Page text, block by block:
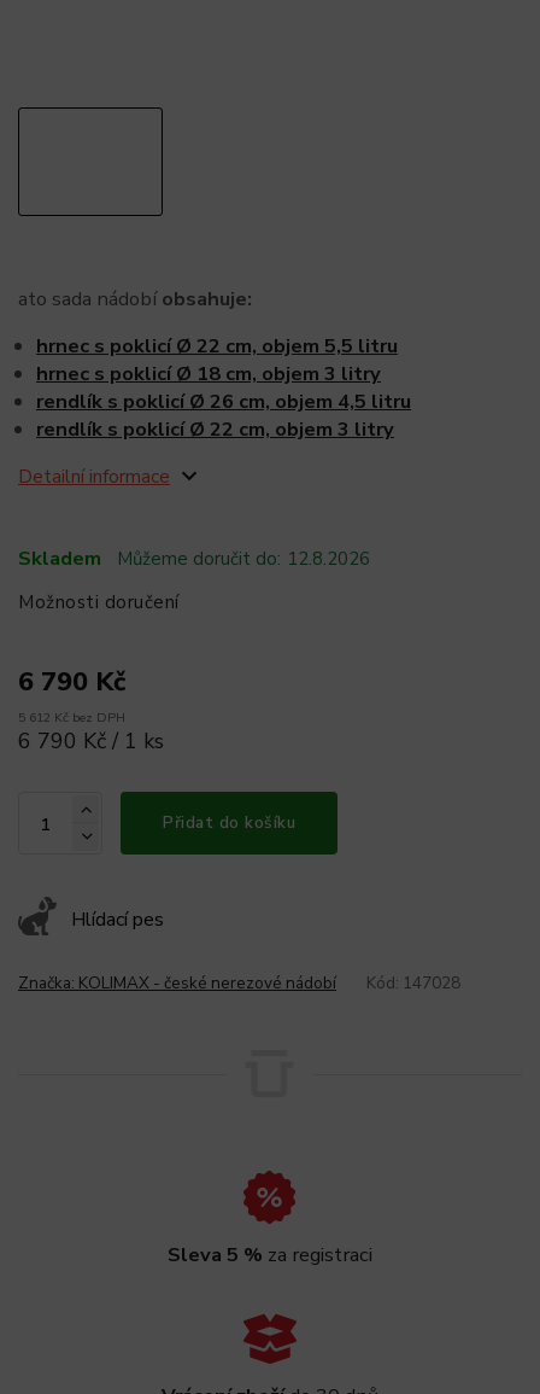
Skladem Můžeme doručit do: 12.8.2026
Možnosti doručení
6 790 Kč
5 612 Kč bez DPH
6 790 Kč / 1 ks
Přidat do košíku
Hlídací pes
ato sada nádobí obsahuje:
hrnec s poklicí Ø 22 cm, objem 5,5 litru
hrnec s poklicí Ø 18 cm, objem 3 litry
rendlík s poklicí Ø 26 cm, objem 4,5 litru
rendlík s poklicí Ø 22 cm, objem 3 litry
Detailní informace
Značka: KOLIMAX - české nerezové nádobí Kód: 147028
Sleva 5 % za registraci